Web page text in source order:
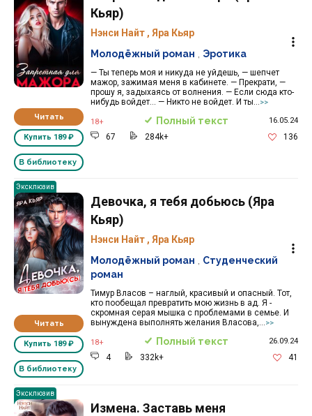
Читать
Купить 189 ₽
В библиотеку
Кьяр)
Нэнси Найт , Яра Кьяр
— Ты теперь моя и никуда не уйдешь, — шепчет
мажор, зажимая меня в кабинете. — Прекрати, —
прошу я, задыхаясь от волнения. — Если сюда кто-
нибудь войдет… — Никто не войдет. И ты...
>>
Молодёжный роман Эротика
18+ Полный текст 16.05.24
67 284k+ 136
Эксклюзив
Читать
Купить 189 ₽
В библиотеку
Девочка, я тебя добьюсь (Яра
Кьяр)
Нэнси Найт , Яра Кьяр
Тимур Власов – наглый, красивый и опасный. Тот,
кто пообещал превратить мою жизнь в ад. Я -
скромная серая мышка с проблемами в семье. И
вынуждена выполнять желания Власова,...
>>
Молодёжный роман
Студенческий
роман
18+ Полный текст 26.09.24
4 332k+ 41
Эксклюзив
Измена. Заставь меня